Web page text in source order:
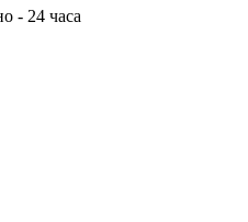
- 24 часа